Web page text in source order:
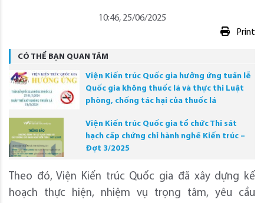
10:46, 25/06/2025
Print
CÓ THỂ BẠN QUAN TÂM
Viện Kiến trúc Quốc gia hưởng ứng tuần lễ
Quốc gia không thuốc lá và thực thi Luật
phòng, chống tác hại của thuốc lá
Viện Kiến trúc Quốc gia tổ chức Thi sát
hạch cấp chứng chỉ hành nghề Kiến trúc –
Đợt 3/2025
Theo đó, Viện Kiến trúc Quốc gia đã xây dựng kế
hoạch thực hiện, nhiệm vụ trọng tâm, yêu cầu